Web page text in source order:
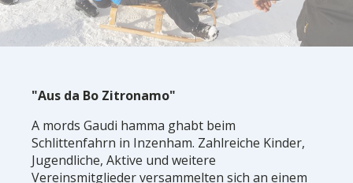
"Aus da Bo Zitronamo"
A mords Gaudi hamma ghabt beim
Schlittenfahrn in Inzenham. Zahlreiche Kinder,
Jugendliche, Aktive und weitere
Vereinsmitglieder versammelten sich an einem